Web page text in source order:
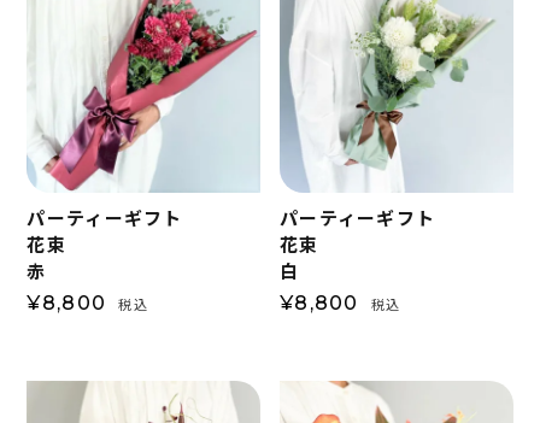
パーティーギフト
花束
赤
¥8,800 税込
パーティーギフト
花束
白
¥8,800 税込